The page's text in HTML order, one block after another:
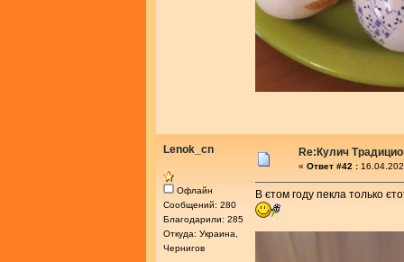
Lenok_cn
Офлайн
Сообщений: 280
Благодарили: 285
Откуда: Украина,
Чернигов
Re:Кулич
« Ответ #42 :
В єтом году пекла только